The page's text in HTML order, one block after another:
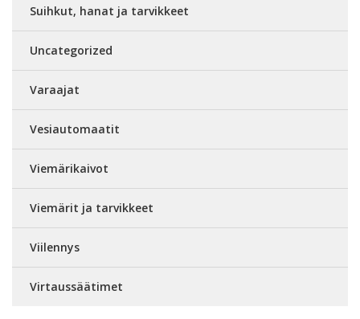
Suihkut, hanat ja tarvikkeet
Uncategorized
Varaajat
Vesiautomaatit
Viemärikaivot
Viemärit ja tarvikkeet
Viilennys
Virtaussäätimet